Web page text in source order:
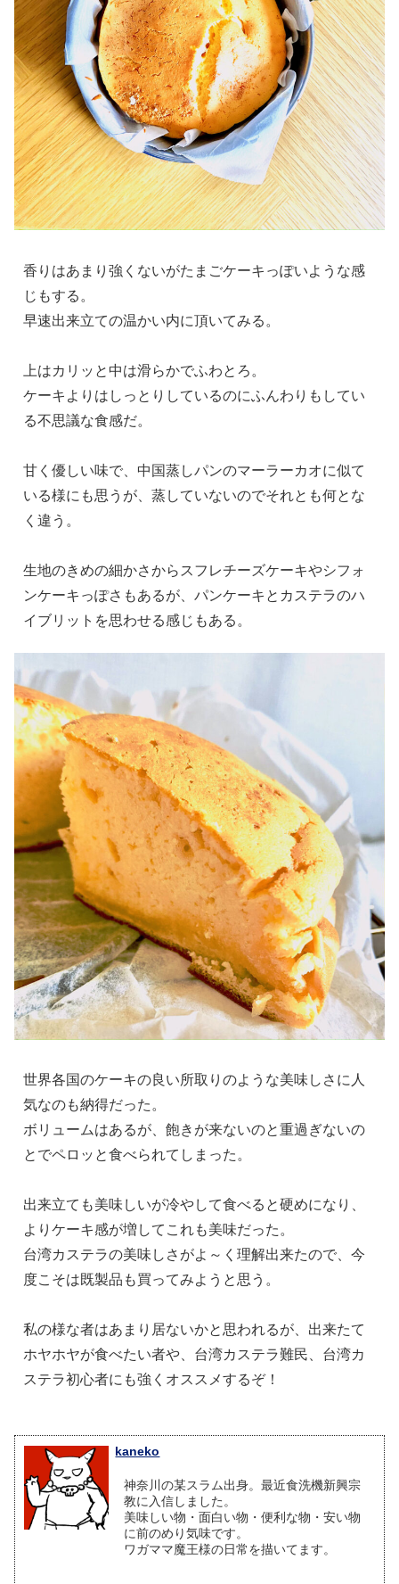
香りはあまり強くないがたまごケーキっぽいような感
じもする。
早速出来立ての温かい内に頂いてみる。
上はカリッと中は滑らかでふわとろ。
ケーキよりはしっとりしているのにふんわりもしてい
る不思議な食感だ。
甘く優しい味で、中国蒸しパンのマーラーカオに似て
いる様にも思うが、蒸していないのでそれとも何とな
く違う。
生地のきめの細かさからスフレチーズケーキやシフォ
ンケーキっぽさもあるが、パンケーキとカステラのハ
イブリットを思わせる感じもある。
世界各国のケーキの良い所取りのような美味しさに人
気なのも納得だった。
ボリュームはあるが、飽きが来ないのと重過ぎないの
とでペロッと食べられてしまった。
出来立ても美味しいが冷やして食べると硬めになり、
よりケーキ感が増してこれも美味だった。
台湾カステラの美味しさがよ～く理解出来たので、今
度こそは既製品も買ってみようと思う。
私の様な者はあまり居ないかと思われるが、出来たて
ホヤホヤが食べたい者や、台湾カステラ難民、台湾カ
ステラ初心者にも強くオススメするぞ！
kaneko
神奈川の某スラム出身。最近食洗機新興宗
教に入信しました。
美味しい物・面白い物・便利な物・安い物
に前のめり気味です。
ワガママ魔王様の日常を描いてます。